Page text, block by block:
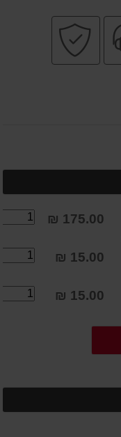
שירות
מקצועי
175.00 ₪
15.00 ₪
15.00 ₪